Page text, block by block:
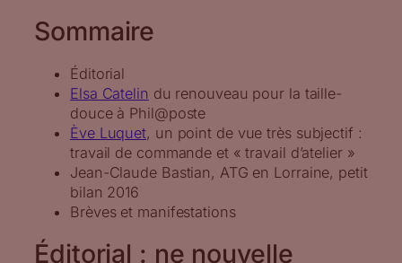
Sommaire
Éditorial
Elsa Catelin du renouveau pour la taille-
douce à Phil@poste
Ève Luquet, un point de vue très subjectif :
travail de commande et « travail d’atelier »
Jean-Claude Bastian, ATG en Lorraine, petit
bilan 2016
Brèves et manifestations
Éditorial : ne nouvelle